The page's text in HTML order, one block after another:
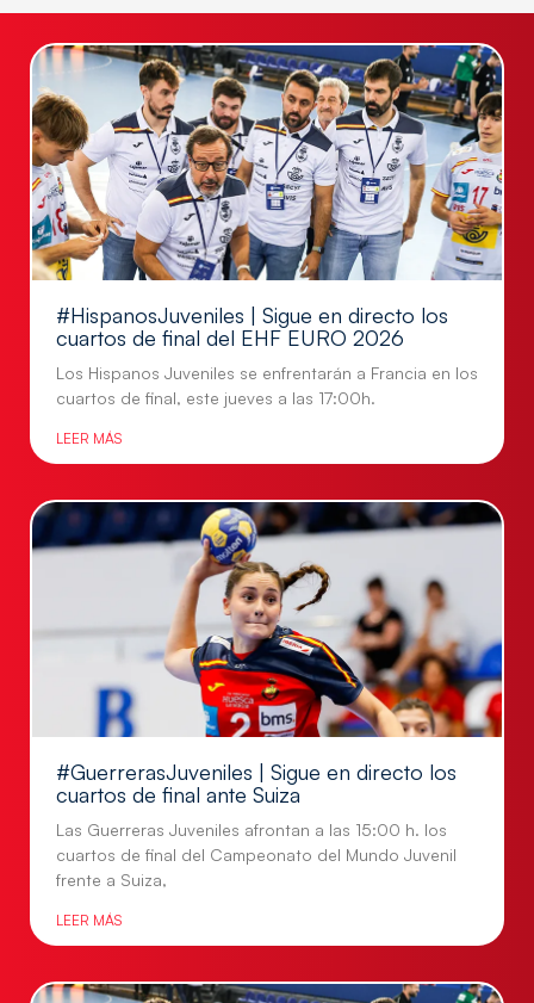
#HispanosJuveniles | Sigue en directo los
cuartos de final del EHF EURO 2026
Los Hispanos Juveniles se enfrentarán a Francia en los
cuartos de final, este jueves a las 17:00h.
LEER MÁS
#GuerrerasJuveniles | Sigue en directo los
cuartos de final ante Suiza
Las Guerreras Juveniles afrontan a las 15:00 h. los
cuartos de final del Campeonato del Mundo Juvenil
frente a Suiza,
LEER MÁS